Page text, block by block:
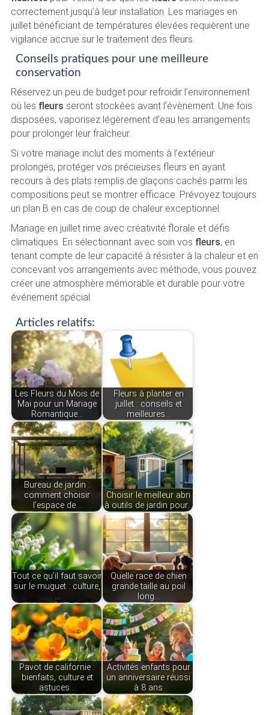
correctement jusqu’à leur installation. Les mariages en
juillet bénéficiant de températures élevées requièrent une
vigilance accrue sur le traitement des fleurs.
Conseils pratiques pour une meilleure
conservation
Réservez un peu de budget pour refroidir l’environnement
où les fleurs seront stockées avant l’évènement. Une fois
disposées, vaporisez légèrement d’eau les arrangements
pour prolonger leur fraîcheur.
Si votre mariage inclut des moments à l’extérieur
prolongés, protéger vos précieuses fleurs en ayant
recours à des plats remplis de glaçons cachés parmi les
compositions peut se montrer efficace. Prévoyez toujours
un plan B en cas de coup de chaleur exceptionnel.
Mariage en juillet rime avec créativité florale et défis
climatiques. En sélectionnant avec soin vos fleurs, en
tenant compte de leur capacité à résister à la chaleur et en
concevant vos arrangements avec méthode, vous pouvez
créer une atmosphère mémorable et durable pour votre
événement spécial.
Articles relatifs:
Les Fleurs du Mois de
Mai pour un Mariage
Romantique…
Fleurs à planter en
juillet : conseils et
meilleures…
Bureau de jardin :
comment choisir
l’espace de…
Choisir le meilleur abri
à outils de jardin pour…
Tout ce qu’il faut savoir
sur le muguet : culture,
…
Quelle race de chien
grande taille au poil
long…
Pavot de californie :
bienfaits, culture et
astuces…
Activités enfants pour
un anniversaire réussi
à 8 ans